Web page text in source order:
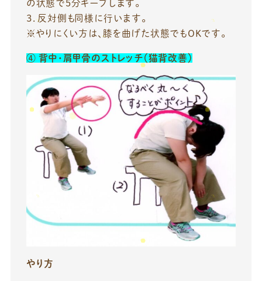
の状態で5分キープします。
３．反対側も同様に行います。
※やりにくい方は、膝を曲げた状態でもOKです。
④背中・肩甲骨のストレッチ（猫背改善）
やり方